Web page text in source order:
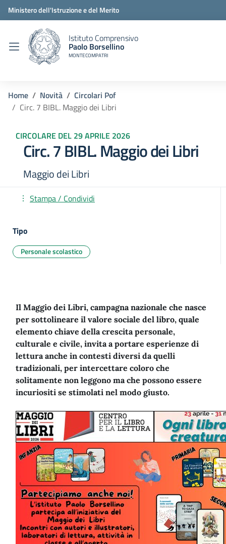
Ministero dell'Istruzione e del Merito
Istituto Comprensivo
Paolo Borsellino
MONTECOMPATRI
Home Novità
Circolari Pof
Circ. 7 BIBL. Maggio dei Libri
CIRCOLARE DEL 29 APRILE 2026
Circ. 7 BIBL. Maggio dei Libri
Maggio dei Libri
Stampa / Condividi
Tipo
Personale scolastico
Il Maggio dei Libri, campagna nazionale che nasce
per sottolineare il valore sociale del libro, quale
elemento chiave della crescita personale,
culturale e civile, invita a portare esperienze di
lettura anche in contesti diversi da quelli
tradizionali, per intercettare coloro che
solitamente non leggono ma che possono essere
incuriositi se stimolati nel modo giusto.